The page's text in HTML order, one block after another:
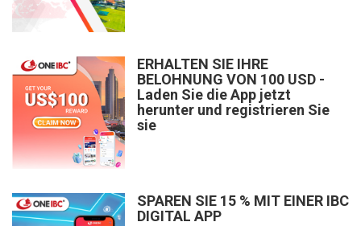
ERHALTEN SIE IHRE
BELOHNUNG VON 100 USD -
Laden Sie die App jetzt
herunter und registrieren Sie
sie
SPAREN SIE 15 % MIT EINER IBC
DIGITAL APP